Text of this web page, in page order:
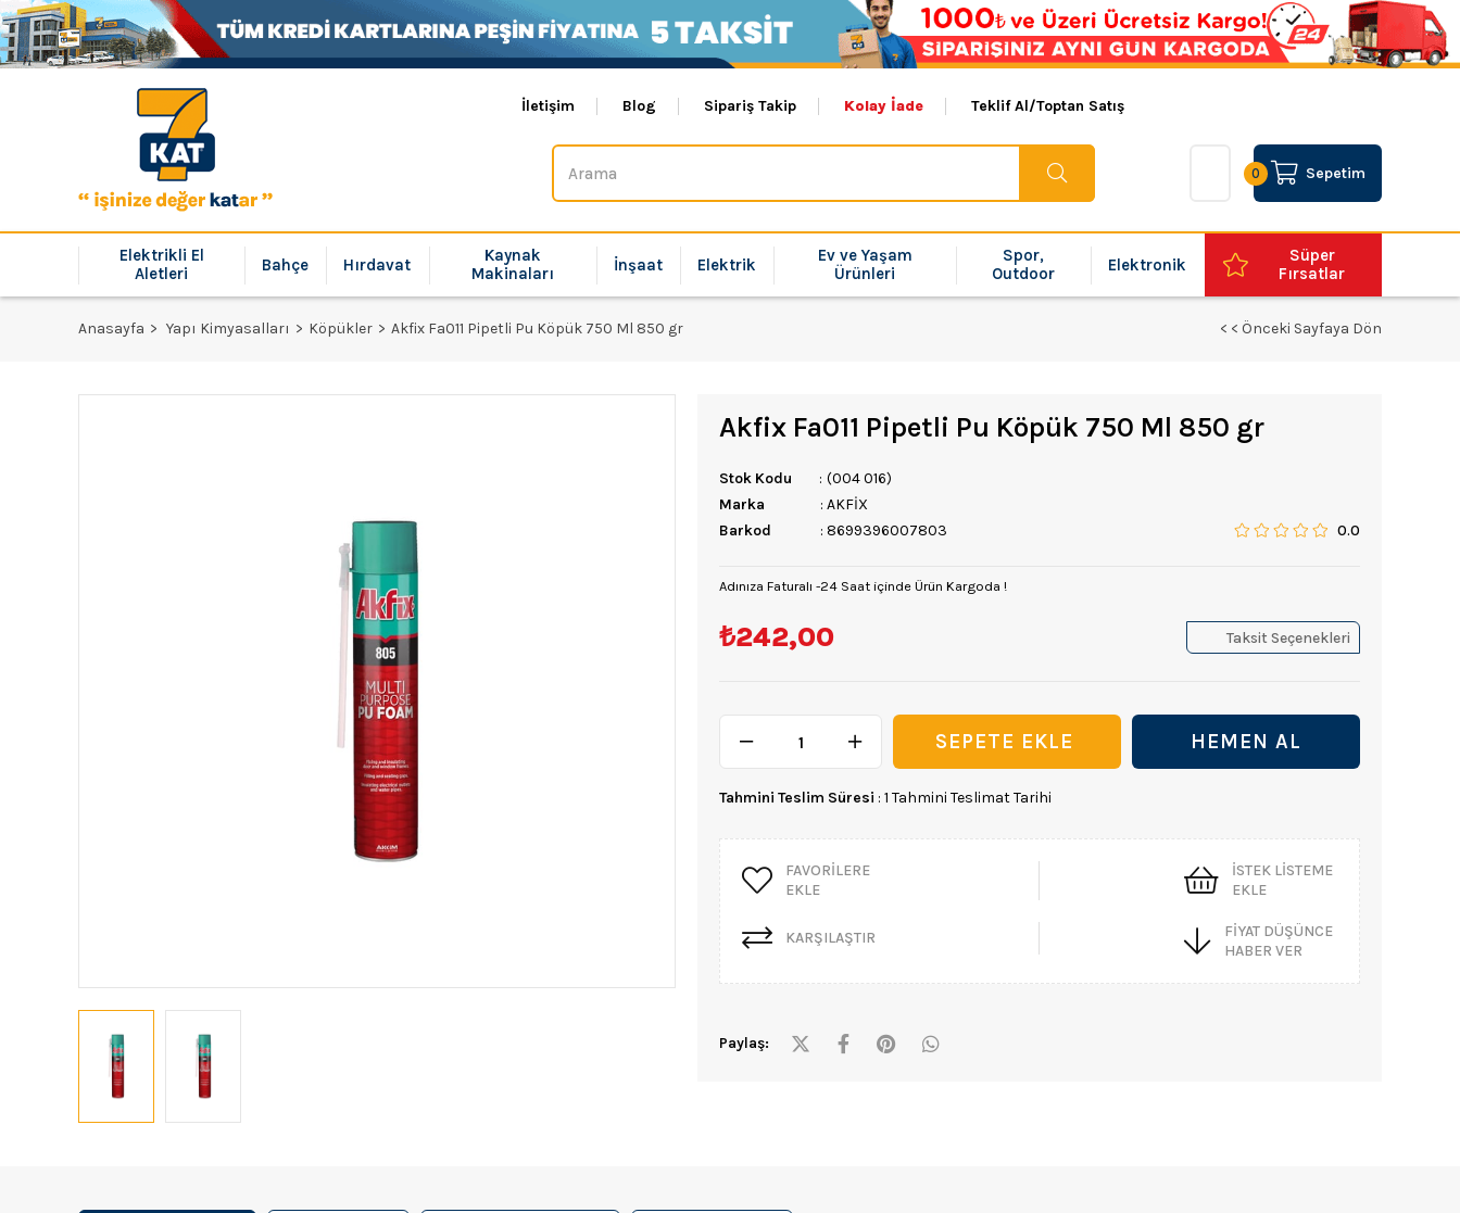
İletişim Blog Sipariş Takip Kolay İade Teklif Al/Toptan Satış
Sepetim
0
Elektrikli El
Aletleri
Bahçe Hırdavat
Kaynak
Makinaları
İnşaat Elektrik
Ev ve Yaşam
Ürünleri
Spor,
Outdoor
Elektronik
Süper
Fırsatlar
Anasayfa Yapı Kimyasalları Köpükler Akfix Fa011 Pipetli Pu Köpük 750 Ml 850 gr < < Önceki Sayfaya Dön
Akfix Fa011 Pipetli Pu Köpük 750 Ml 850 gr
Stok Kodu
(004 016)
Marka
: AKFİX
Barkod
: 8699396007803 0.0
Adınıza Faturalı -24 Saat içinde Ürün Kargoda !
₺242,00 Taksit Seçenekleri
Tahmini Teslim Süresi : 1 Tahmini Teslimat Tarihi
FAVORILERE
EKLE
İSTEK LISTEME
EKLE
KARŞILAŞTIR
FIYAT DÜŞÜNCE
HABER VER
Paylaş: